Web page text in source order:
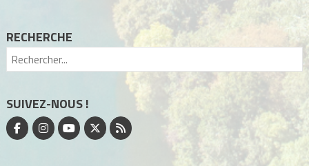
RECHERCHE
SUIVEZ-NOUS !